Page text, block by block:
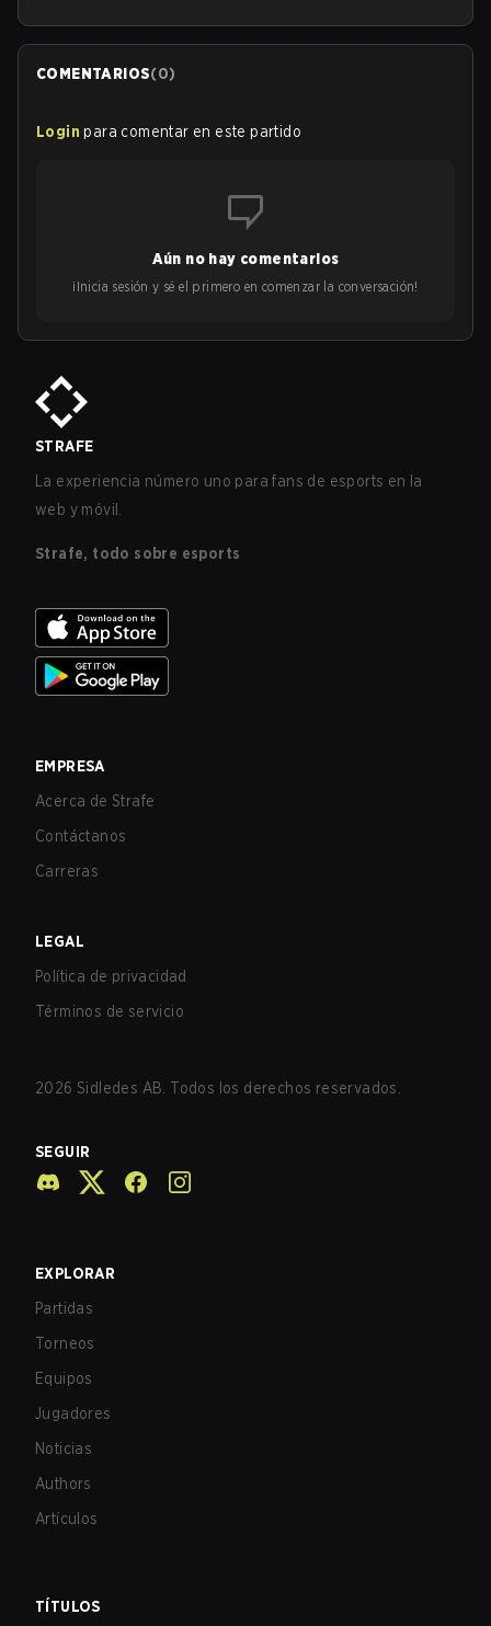
COMENTARIOS(0)
Login para comentar en este partido
Aún no hay comentarios
¡Inicia sesión y sé el primero en comenzar la conversación!
STRAFE
La experiencia número uno para fans de esports en la
web y móvil.
Strafe, todo sobre esports
EMPRESA
Acerca de Strafe
Contáctanos
Carreras
LEGAL
Política de privacidad
Términos de servicio
2026 Sidledes AB. Todos los derechos reservados.
SEGUIR
EXPLORAR
Partidas
Torneos
Equipos
Jugadores
Noticias
Authors
Artículos
TÍTULOS